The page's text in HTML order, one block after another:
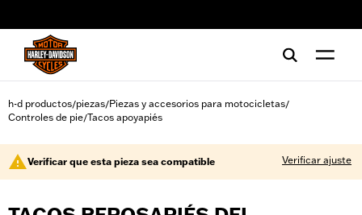
h-d productos/piezas/Piezas y accesorios para motocicletas/
Controles de pie/Tacos apoyapiés
Verificar que esta pieza sea compatible Verificar ajuste